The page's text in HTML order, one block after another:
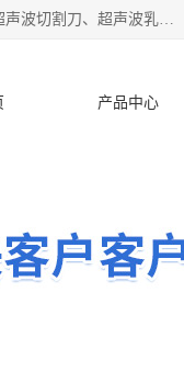
杭州振源超声设备有限公司主营产品：超声波分散机、超声波搅拌机、超声波均质机、超声波破碎机、超声波切割刀、超声波乳化机、超声波提取机、超声波振动棒等设备。秉承诚信经营、品质至上的服务宗旨，与多家企业建立了长期的合作关系。公司坚持以质量赢市场，以服务赢客户，始终以客户利益为中心。
产品中心